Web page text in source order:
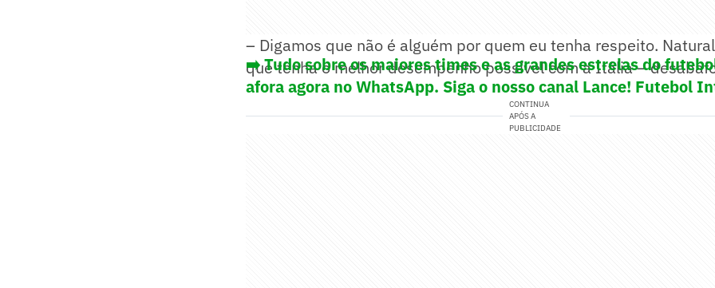
– Digamos que não é alguém por quem eu tenha respeito.
que tenha o melhor desempenho possível com a Itália –
➡️ Tudo sobre os maiores times e as grandes estrelas do
afora agora no WhatsApp. Siga o nosso canal Lance! Futebol
CONTINUA
APÓS A
PUBLICIDADE